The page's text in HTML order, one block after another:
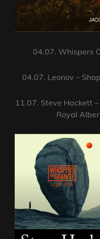
04.07. Whispers
04.07. Leonov –
11.07. Steve Hackett
Royal